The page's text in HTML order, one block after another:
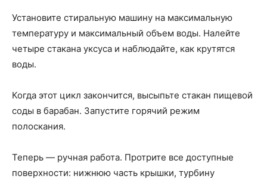
Установите стиральную машину на максимальную
температуру и максимальный объем воды. Налейте
четыре стакана уксуса и наблюдайте, как крутятся
воды.
Когда этот цикл закончится, высыпьте стакан пищевой
соды в барабан. Запустите горячий режим
полоскания.
Теперь — ручная работа. Протрите все доступные
поверхности: нижнюю часть крышки, турбину